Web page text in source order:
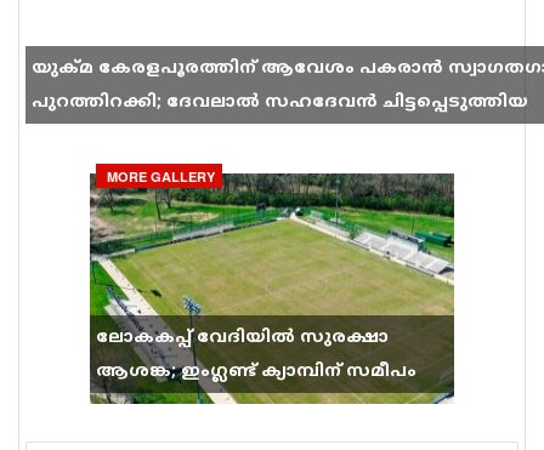
യുക്മ കേരളപൂരത്തിന് ആവേശം പകരാൻ
പുറത്തിറക്കി; ദേവലാൽ സഹദേവൻ ചിട്ടപ്പെടുത്തിയ
MORE GALLERY
ലോകകപ്പ് വേദിയിൽ സുരക്ഷാ
ആശങ്ക; ഇംഗ്ലണ്ട് ക്യാമ്പിന് സമീപം
വെടിവെപ്പ്, 9 പേർക്ക് പരിക്ക്